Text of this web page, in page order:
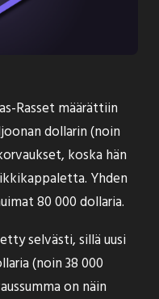
Rasset määrättiin
dollarin (noin
koska hän
Yhden
80 000 dollaria.
selvästi, sillä uusi
(noin 38 000
on näin